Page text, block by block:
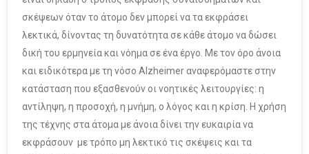
σκέψεων όταν το άτομο δεν μπορεί να τα εκφράσει
λεκτικά, δίνοντας τη δυνατότητα σε κάθε άτομο να δώσει
δική του ερμηνεία και νόημα σε ένα έργο. Με τον όρο άνοια
και ειδικότερα με τη νόσο Alzheimer αναφερόμαστε στην
κατάσταση που εξασθενούν οι νοητικές λειτουργίες: η
αντίληψη, η προσοχή, η μνήμη, ο λόγος και η κρίση. Η χρήση
της τέχνης στα άτομα με άνοια δίνει την ευκαιρία να
εκφράσουν με τρόπο μη λεκτικό τις σκέψεις και τα